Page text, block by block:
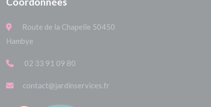
Route de la Chapelle 50450
Hambye
02 33 91 09 80
contact@jardinservices.fr